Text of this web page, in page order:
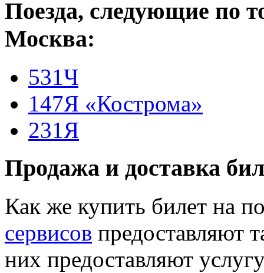
Поезда, следующие по
Москва:
531Ч
147Я «Кострома»
231Я
Продажа и доставка
Как же купить билет на
сервисов предоставляют
них предоставляют